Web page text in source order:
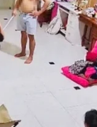
Thị
Giá
Tiêu
Tỷ giá
Chứng
Giá cà